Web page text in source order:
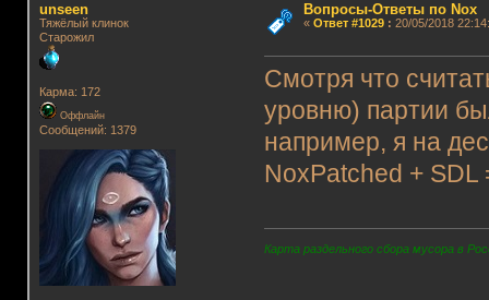
unseen
Тяжёлый клинок
Старожил
Карма: 172
Оффлайн
Сообщений: 1379
Вопросы-Ответы по Nox
« Ответ #1029: 20/05/2018
Смотря что
уровню) партии
например, я на
NoxPatched +
Карта раздельного сбора мусора в